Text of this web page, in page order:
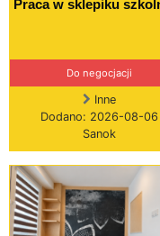
Praca w sklepiku
Do negocjacji
Inne
Dodano: 2026-08-06
Sanok